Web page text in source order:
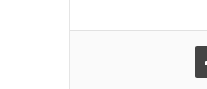
طباعة